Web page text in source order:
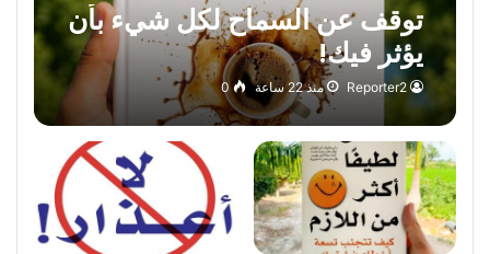
توقف عن السماح لكل شيء بأن
يؤثر فيك!
Reporter2 منذ 22 ساعة 0